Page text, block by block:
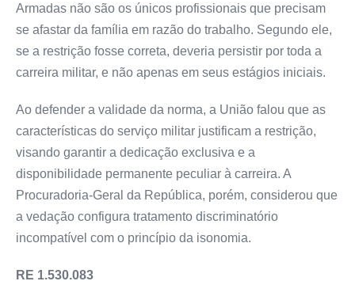
Armadas não são os únicos profissionais que precisam
se afastar da família em razão do trabalho. Segundo ele,
se a restrição fosse correta, deveria persistir por toda a
carreira militar, e não apenas em seus estágios iniciais.
Ao defender a validade da norma, a União falou que as
características do serviço militar justificam a restrição,
visando garantir a dedicação exclusiva e a
disponibilidade permanente peculiar à carreira. A
Procuradoria-Geral da República, porém, considerou que
a vedação configura tratamento discriminatório
incompatível com o princípio da isonomia.
RE 1.530.083